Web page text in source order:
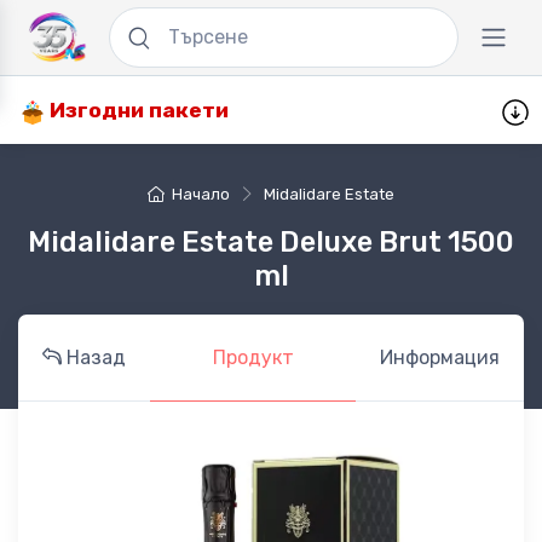
Изгодни пакети
Начало Midalidare Estate
Midalidare Estate Deluxe Brut 1500
ml
Назад Продукт Информация